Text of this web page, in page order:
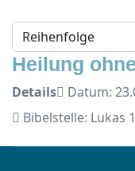
- Sortierung wählen -
- Richtung wählen -
Heilung
Details
Datum:
Bibelstelle: Lukas